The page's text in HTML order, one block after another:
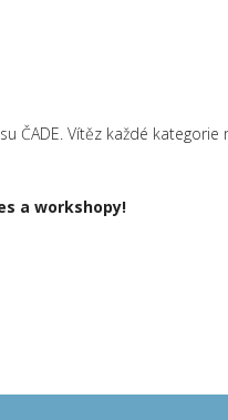
ČADE. Vítěz každé
a workshopy!